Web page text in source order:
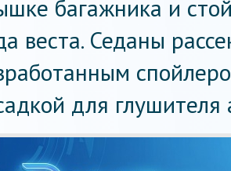
багажника и
веста. Седаны
для глушителя